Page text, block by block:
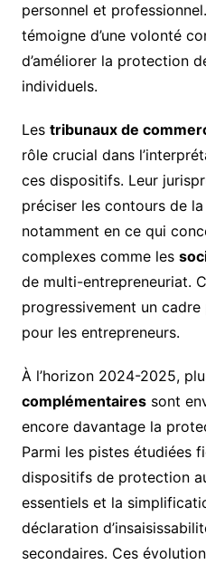
personnel et
témoigne d’une volonté
d’améliorer la protection
individuels.
Les tribunaux de
rôle crucial dans
ces dispositifs. Leur
préciser les contours de
notamment en ce qui
complexes comme les
de multi-entrepreneuriat.
progressivement un
pour les entrepreneurs.
À l’horizon 2024-2025,
complémentairessont
encore davantage la
Parmi les pistes étudiées
dispositifs de protection
essentiels et la
déclaration
secondaires. Ces